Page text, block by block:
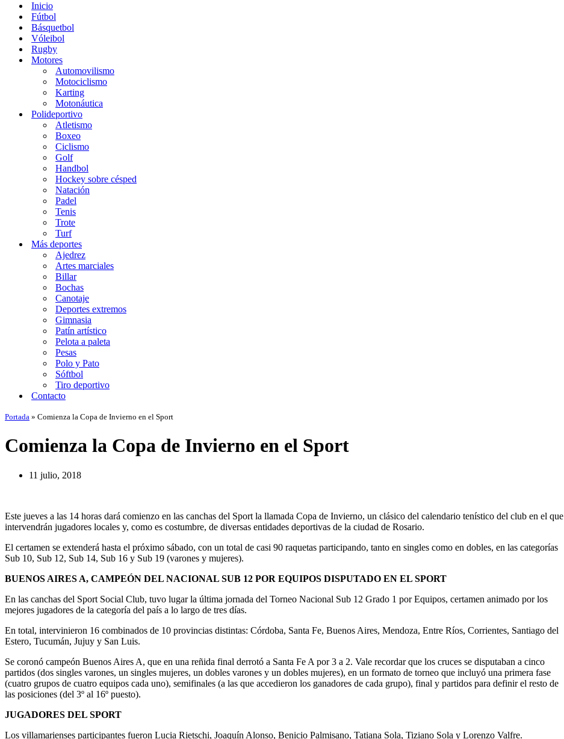
Inicio
Fútbol
Básquetbol
Vóleibol
Rugby
Motores
Automovilismo
Motociclismo
Karting
Motonáutica
Polideportivo
Atletismo
Boxeo
Ciclismo
Golf
Handbol
Hockey sobre césped
Natación
Padel
Tenis
Trote
Turf
Más deportes
Ajedrez
Artes marciales
Billar
Bochas
Canotaje
Deportes extremos
Gimnasia
Patín artístico
Pelota a paleta
Pesas
Polo y Pato
Sóftbol
Tiro deportivo
Contacto
Portada » Comienza la Copa de Invierno en el Sport
Comienza la Copa de Invierno en el Sport
11 julio, 2018
Este jueves a las 14 horas dará comienzo en las canchas del Sport la llamada Copa de Invierno, un clásico del calendario tenístico del club en el que
intervendrán jugadores locales y, como es costumbre, de diversas entidades deportivas de la ciudad de Rosario.
El certamen se extenderá hasta el próximo sábado, con un total de casi 90 raquetas participando, tanto en singles como en dobles, en las categorías
Sub 10, Sub 12, Sub 14, Sub 16 y Sub 19 (varones y mujeres).
BUENOS AIRES A, CAMPEÓN DEL NACIONAL SUB 12 POR EQUIPOS DISPUTADO EN EL SPORT
En las canchas del Sport Social Club, tuvo lugar la última jornada del Torneo Nacional Sub 12 Grado 1 por Equipos, certamen animado por los
mejores jugadores de la categoría del país a lo largo de tres días.
En total, intervinieron 16 combinados de 10 provincias distintas: Córdoba, Santa Fe, Buenos Aires, Mendoza, Entre Ríos, Corrientes, Santiago del
Estero, Tucumán, Jujuy y San Luis.
Se coronó campeón Buenos Aires A, que en una reñida final derrotó a Santa Fe A por 3 a 2. Vale recordar que los cruces se disputaban a cinco
partidos (dos singles varones, un singles mujeres, un dobles varones y un dobles mujeres), en un formato de torneo que incluyó una primera fase
(cuatro grupos de cuatro equipos cada uno), semifinales (a las que accedieron los ganadores de cada grupo), final y partidos para definir el resto de
las posiciones (del 3º al 16º puesto).
JUGADORES DEL SPORT
Los villamarienses participantes fueron Lucia Rietschi, Joaquín Alonso, Benicio Palmisano, Tatiana Sola, Tiziano Sola y Lorenzo Valfre.